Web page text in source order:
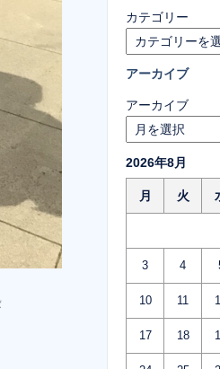
カテゴリー
アーカイブ
アーカイブ
2026年8月
月 火
3 4
10 11
17 18